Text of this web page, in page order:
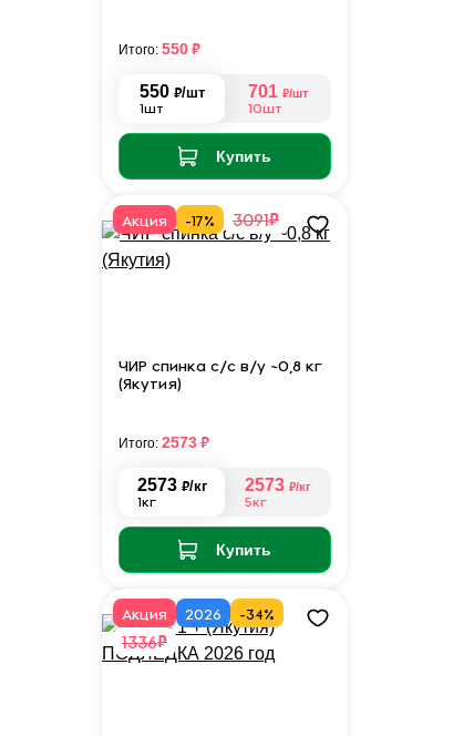
550 ₽/шт
1шт
701 ₽/шт
10шт
Купить
Итого: 550₽
Акция -17% 3091₽
ЧИР спинка с/с в/у ~0,8 кг
(Якутия)
2573 ₽/кг
1кг
2573 ₽/кг
5кг
Купить
Итого: 2573₽
Акция 2026 -34%
1336₽